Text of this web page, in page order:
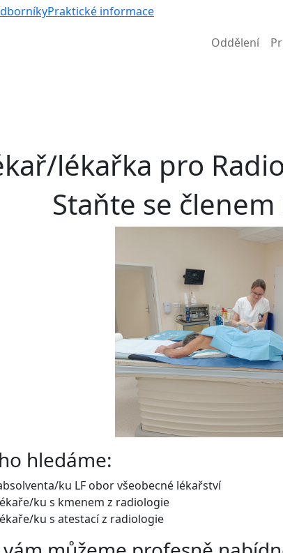
Praktické informace
Oddělení
lékařka pro
Staňte se
hledáme:
ku LF obor všeobecné lékařství
ku s kmenem z radiologie
ku s atestací z radiologie